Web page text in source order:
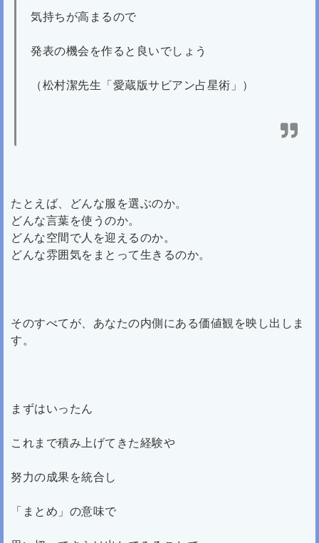
気持ちが高まるので
発表の機会を作ると良いでしょう
（松村潔先生「愛蔵版サビアン占星術」）
たとえば、どんな服を選ぶのか。
どんな言葉を使うのか。
どんな空間で人を迎えるのか。
どんな雰囲気をまとって生きるのか。
そのすべてが、あなたの内側にある価値観を映し出しま
す。
まずはいったん
これまで積み上げてきた経験や
努力の成果を統合し
「まとめ」の意味で